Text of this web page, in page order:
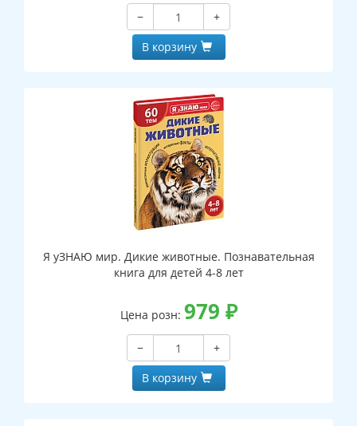
−
+
В корзину
Я уЗНАЮ мир. Дикие животные. Познавательная
книга для детей 4-8 лет
Цена розн: 979 ₽
−
+
В корзину